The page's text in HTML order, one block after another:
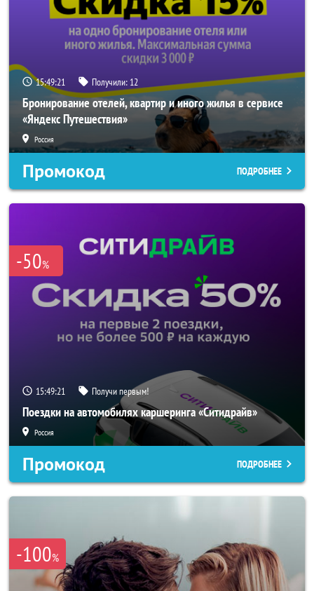
15:49:19 Получили: 12
Бронирование отелей, квартир и иного жилья в сервисе
«Яндекс Путешествия»
Россия
Промокод ПОДРОБНЕЕ
-50%
15:49:19 Получи первым!
Поездки на автомобилях каршеринга «Ситидрайв»
Россия
Промокод ПОДРОБНЕЕ
-100%